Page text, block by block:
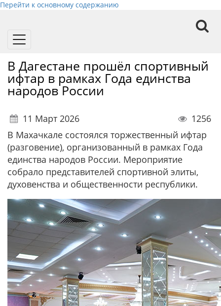
Перейти к основному содержанию
Toggle
В Дагестане прошёл спортивный
ифтар в рамках Года единства
народов России
11 Март 2026
1256
В Махачкале состоялся торжественный ифтар
(разговение), организованный в рамках Года
единства народов России. Мероприятие
собрало представителей спортивной элиты,
духовенства и общественности республики.